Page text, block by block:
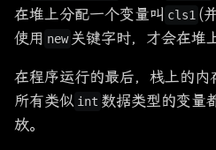
在堆上分配一个变量叫 cls1 (
使用 new 关键字时，才会在堆
在程序运行的最后，栈上的内
所有类似 int 数据类型的变量
放。